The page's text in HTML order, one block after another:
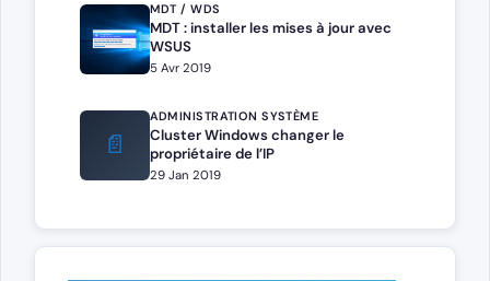
MDT / WDS
MDT : installer les mises à jour avec
WSUS
5 Avr 2019
📄
ADMINISTRATION SYSTÈME
Cluster Windows changer le
propriétaire de l’IP
29 Jan 2019